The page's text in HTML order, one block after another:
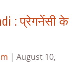
: प्रेगनेंसी के
| August 10,